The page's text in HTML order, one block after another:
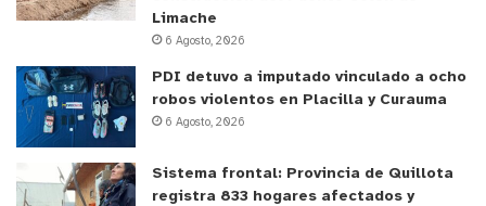
Limache
6 Agosto, 2026
PDI detuvo a imputado vinculado a ocho
robos violentos en Placilla y Curauma
6 Agosto, 2026
Sistema frontal: Provincia de Quillota
registra 833 hogares afectados y